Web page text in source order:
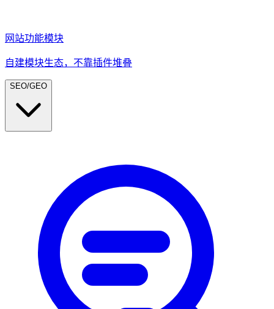
网站功能模块
自建模块生态，不靠插件堆叠
SEO/GEO